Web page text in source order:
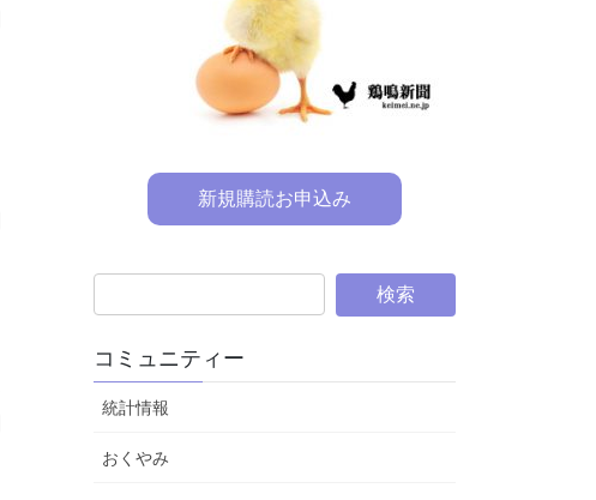
新規購読お申込み
コミュニティー
統計情報
おくやみ